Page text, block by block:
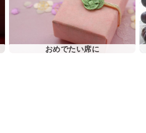
おめでたい席に